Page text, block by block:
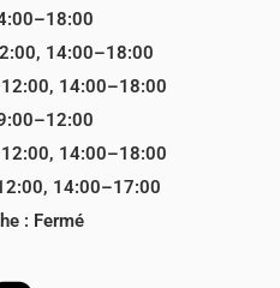
14:00–18:00
14:00–18:00
14:00–18:00
14:00–17:00
: Fermé